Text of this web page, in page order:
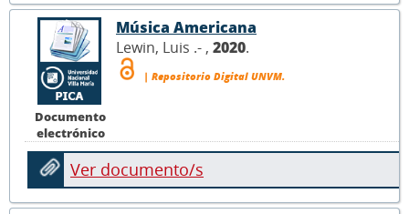
Documento
electrónico
Música Americana
Lewin, Luis .- , 2020.
| Repositorio Digital UNVM.
Ver documento/s